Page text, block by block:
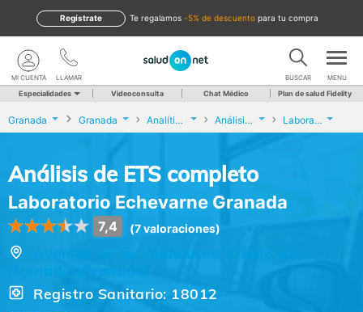
te regalamos -5% de descuento para tu compra
Regístrate
LLAMAR
MI CUENTA BUSCAR MENU
Especialidades Videoconsulta Chat Médico Plan de salud Fidelity
Granada Granada Analíticas y Genética Análisis de ETS completo Laboratorio Echevarne Granada
Análisis de ETS completo
Laboratorio Echevarne Granada
7,4 (7 valoraciones)
Registro Sanitario: 18012